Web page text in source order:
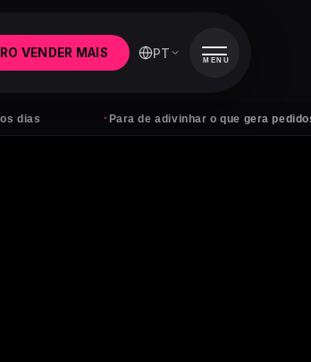
Para de adivinhar o que gera pedidos
VENDER MAIS PT MENU